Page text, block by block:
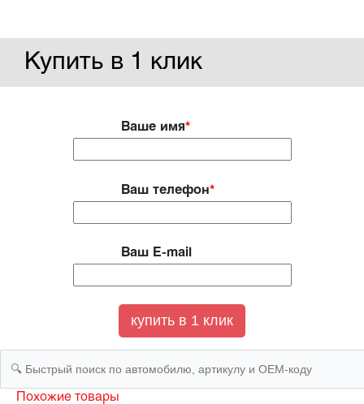
Купить в 1 клик
Ваше имя*
Ваш телефон*
Ваш E-mail
Похожие товары